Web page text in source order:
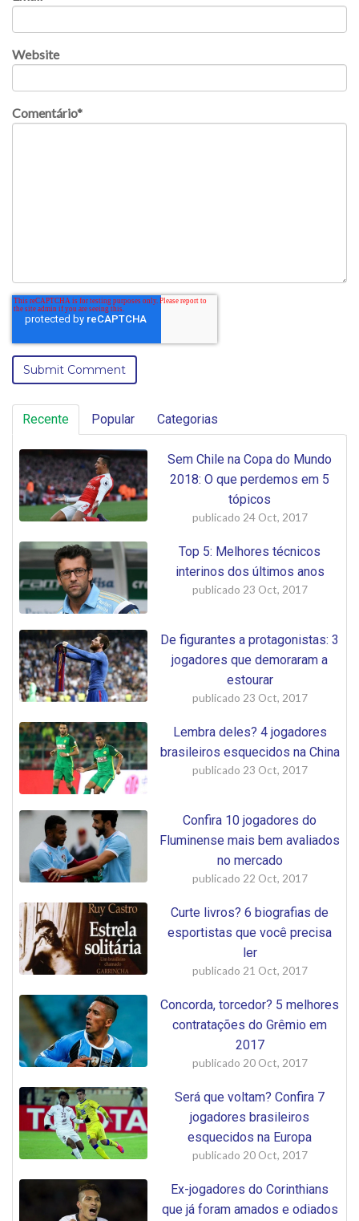
Website
Comentário*
Recente Popular Categorias
Sem Chile na Copa do Mundo
2018: O que perdemos em 5
tópicos
publicado 24 Oct, 2017
Top 5: Melhores técnicos
interinos dos últimos anos
publicado 23 Oct, 2017
De figurantes a protagonistas: 3
jogadores que demoraram a
estourar
publicado 23 Oct, 2017
Lembra deles? 4 jogadores
brasileiros esquecidos na China
publicado 23 Oct, 2017
Confira 10 jogadores do
Fluminense mais bem avaliados
no mercado
publicado 22 Oct, 2017
Curte livros? 6 biografias de
esportistas que você precisa
ler
publicado 21 Oct, 2017
Concorda, torcedor? 5 melhores
contratações do Grêmio em
2017
publicado 20 Oct, 2017
Será que voltam? Confira 7
jogadores brasileiros
esquecidos na Europa
publicado 20 Oct, 2017
Ex-jogadores do Corinthians
que já foram amados e odiados